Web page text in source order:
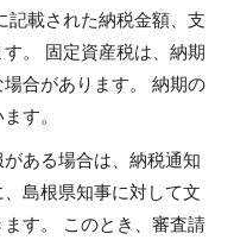
記載された納税金額、支
。 固定資産税は、納期
合があります。 納期の
す。
ある場合は、納税通知
島根県知事に対して文
す。 このとき、審査請